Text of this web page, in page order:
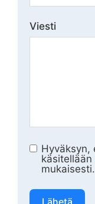
Viesti
Hyväksyn,
käsitellään
mukaisesti.
Lähetä